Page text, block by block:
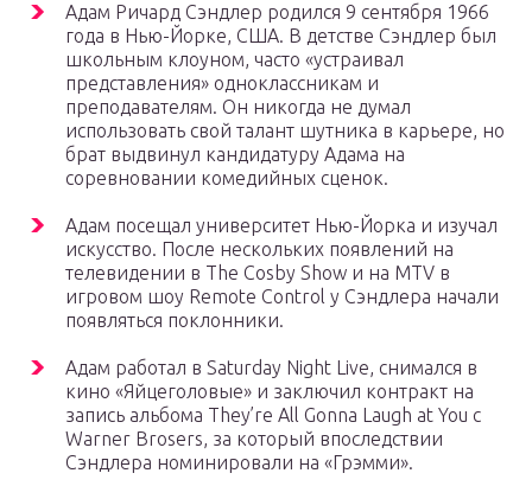
Адам Ричард Сэндлер родился 9 сентября 1966
года в Нью-Йорке, США. В детстве Сэндлер был
школьным клоуном, часто «устраивал
представления» одноклассникам и
преподавателям. Он никогда не думал
использовать свой талант шутника в карьере, но
брат выдвинул кандидатуру Адама на
соревновании комедийных сценок.
Адам посещал университет Нью-Йорка и изучал
искусство. После нескольких появлений на
телевидении в The Cosby Show и на MTV в
игровом шоу Remote Control у Сэндлера начали
появляться поклонники.
Адам работал в Saturday Night Live, снимался в
кино «Яйцеголовые» и заключил контракт на
запись альбома They’re All Gonna Laugh at You с
Warner Brosers, за который впоследствии
Сэндлера номинировали на «Грэмми».